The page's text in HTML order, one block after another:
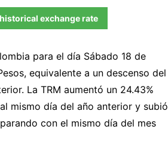
exchange rate
para el día Sábado 18 de
equivalente a un descenso del
La TRM aumentó un 24.43%
mismo día del año anterior y subió
con el mismo día del mes